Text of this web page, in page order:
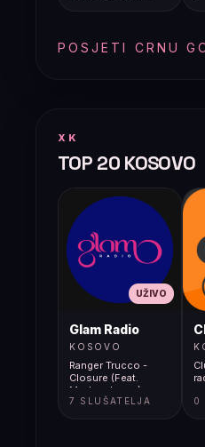
POSJETI CRNU
XK
TOP 20 KOSOVO
UŽIVO
Glam Radio
KOSOVO
Ranger Trucco -
Closure (Feat.
Modern Lover)
7 SLUŠATELJA 0